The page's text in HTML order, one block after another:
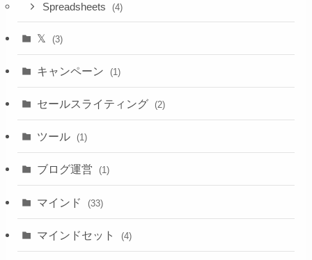
Spreadsheets (4)
𝕏 (3)
キャンペーン (1)
セールスライティング (2)
ツール (1)
ブログ運営 (1)
マインド (33)
マインドセット (4)